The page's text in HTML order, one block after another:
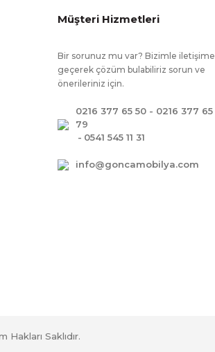
Müşteri Hizmetleri
Bir sorunuz mu var? Bizimle iletişime
geçerek çözüm bulabiliriz sorun ve
önerileriniz için.
0216 377 65 50 - 0216 377 65
79
- 0541 545 11 31
info@goncamobilya.com
Saklıdır.